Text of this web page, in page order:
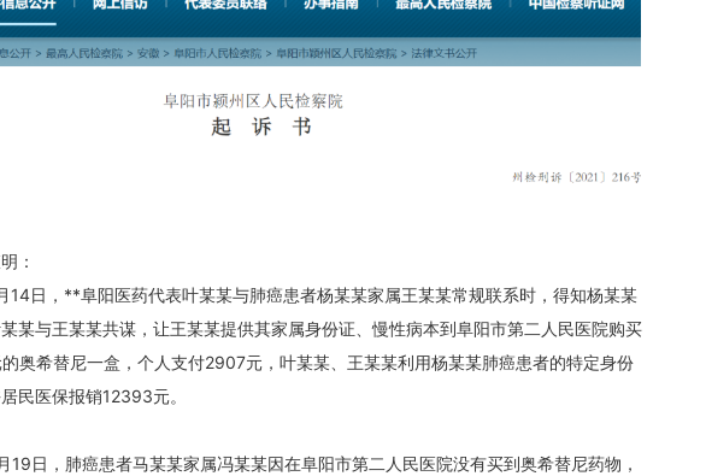
：
14日，**阜阳医药代表叶某某与肺癌患者杨某某家属王某某常规联系时，得知杨某某
某与王某某共谋，让王某某提供其家属身份证、慢性病本到阜阳市第二人民医院购买
奥希替尼一盒，个人支付2907元，叶某某、王某某利用杨某某肺癌患者的特定身份
民医保报销12393元。
19日，肺癌患者马某某家属冯某某因在阜阳市第二人民医院没有买到奥希替尼药物，